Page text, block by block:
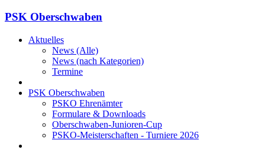
PSK Oberschwaben
Aktuelles
News (Alle)
News (nach Kategorien)
Termine
PSK Oberschwaben
PSKO Ehrenämter
Formulare & Downloads
Oberschwaben-Junioren-Cup
PSKO-Meisterschaften - Turniere 2026